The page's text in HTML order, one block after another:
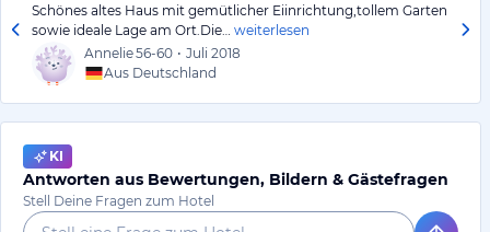
Schönes altes Haus mit gemütlicher Eiinrichtung,tollem Garten
sowie ideale Lage am Ort.Die…
weiterlesen
Annelie56-60 • Juli 2018
Aus Deutschland
KI
Antworten aus Bewertungen, Bildern & Gästefragen
Stell Deine Fragen zum Hotel